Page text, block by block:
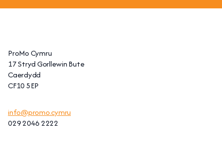
ProMo Cymru
17 Stryd Gorllewin Bute
Caerdydd
CF10 5EP
info@promo.cymru
029 2046 2222